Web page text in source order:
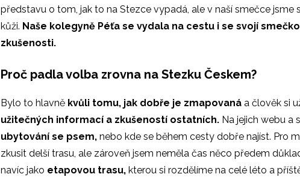
představu o tom, jak to na Stezce vypadá, ale v naší smečce jsme
kůži. Naše kolegyně Péťa se vydala na cestu i se svojí
zkušenosti.
Proč padla volba zrovna na Stezku Českem?
Bylo to hlavně kvůli tomu, jak dobře je zmapovaná a člověk si
užitečných informací a zkušeností ostatních. Na jejich webu a
ubytování se psem, nebo kde se během cesty dobře najíst. Pro
zkusit delší trasu, ale zároveň jsem neměla čas něco předem
navíc jako etapovou trasu, kterou si rozdělíme na celé léto a